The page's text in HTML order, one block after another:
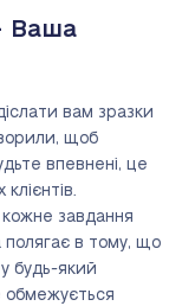
Ваша
вам зразки
щоб
впевнені, це
завдання
полягає в тому, що
будь-який
обмежується